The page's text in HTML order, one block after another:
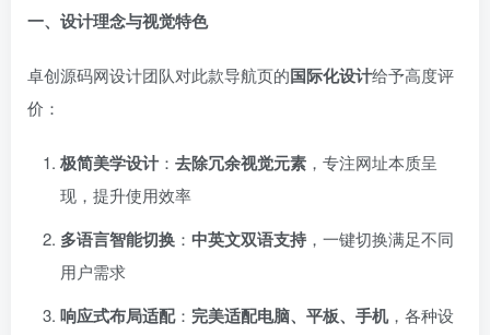
一、设计理念与视觉特色
卓创源码网设计团队对此款导航页的国际化设计给予高度评
价：
极简美学设计： 去除冗余视觉元素 ，专注网址本质呈
现，提升使用效率
多语言智能切换 ： 中英文双语支持，一键切换满足不同
用户需求
响应式布局适配： 完美适配电脑、平板、手机，各种设